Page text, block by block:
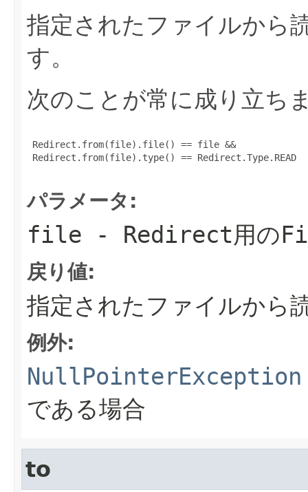
指定されたファイルから
す。
次のことが常に成り立ち
Redirect.from(file).file() == file &&
Redirect.from(file).type() == Redirect.Type.READ
パラメータ:
file - Redirect用の
戻り値:
指定されたファイルから
例外:
NullPointerException
である場合
to